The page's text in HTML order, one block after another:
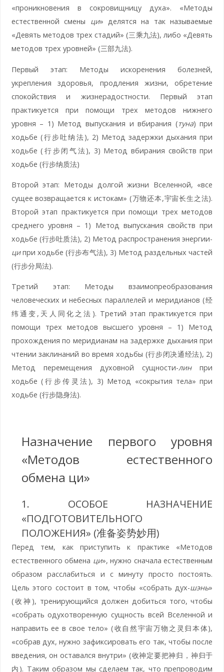
«проникновения в сокровищницу духа». «Методы
естественной смены ци» делятся на так называемые
«Девять методов трех стадий» (三乘九法), либо «Девять
методов трех уровней» (三部九法).
Первый этап: Методы искоренения болезней,
укрепления здоровья, продления жизни, обретение
спокойствия и жизнерадостности. Первый этап
практикуется при помощи трех методов нижнего
уровня – 1) Метод выпускания и вбирания (туна) при
ходьбе (行步吐纳法), 2) Метод задержки дыхания при
ходьбе (行步闭气法), 3) Метод вбирания свойств при
ходьбе (行步纳质法)
Второй этап: Методы долгой жизни Вселенной, «все
сущее возвращается к истокам» (万物还本,宇宙长生之法).
Второй этап практикуется при помощи трех методов
среднего уровня – 1) Метод выпускания свойств при
ходьбе (行步吐质法), 2) Метод распространения энергии-
ципри ходьбе (行步布气法), 3) Метод раздельных частей
(行步分局法).
Третий этап: Методы взаимопреобразования
человеческих и небесных параллелей и меридианов (经
纬通变,天人同化之法). Третий этап практикуется при
помощи трех методов высшего уровня – 1) Метод
прохождения по меридианам на задержке дыхания при
чтении заклинаний во время ходьбы (行步闭决通经法), 2)
Метод перемещения духовной сущности-линпри
ходьбе (行步传灵法), 3) Метод «сокрытия тела» при
ходьбе (行步隐身法).
Назначение первого уровня
«Методов естественного
обмена ци»
1. ОСОБОЕ НАЗНАЧЕНИЕ
«ПОДГОТОВИТЕЛЬНОГО
ПОЛОЖЕНИЯ» (准备姿势妙用)
Перед тем, как приступить к практике «Методов
естественного обмена ци», нужно сначала естественным
образом расслабиться и с минуту просто постоять.
Цель этого состоит в том, чтобы «собрать дух-шэнь»
(收神), тренирующийся должен добиться того, чтобы
«собрать одухотворенную сущность всей Вселенной и
направить ее в свое тело» (收自然宇宙万物之灵归本体),
«собрав дух, нужно зафиксировать его так, чтобы после
введения, он оставался внутри» (收神定要把神归，神归于
内). Таким образом мы сделаем так, что препроводим